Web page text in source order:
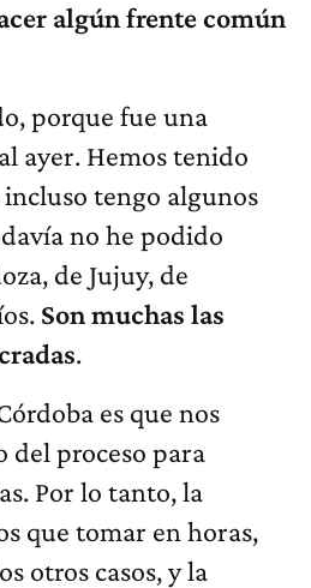
algún frente común
porque fue una
ayer. Hemos tenido
tengo algunos
no he podido
de Jujuy, de
Son muchas las
.
es que nos
del proceso para
Por lo tanto, la
que tomar en horas,
otros casos, y la